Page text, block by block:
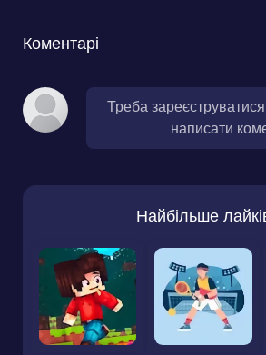
Коментарі
Треба
написати
Найбільше